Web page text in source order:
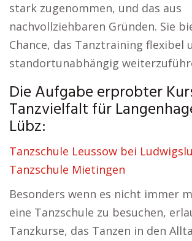
stark zugenommen, und das aus
nachvollziehbaren Gründen. Sie
Chance, das Tanztraining flexibel
standortunabhängig
Die Aufgabe erprobter
Tanzvielfalt für
Lübz:
Tanzschule Leussow bei
Tanzschule Mietingen
Besonders wenn es nicht immer
eine Tanzschule zu besuchen,
Tanzkurse, das Tanzen in den